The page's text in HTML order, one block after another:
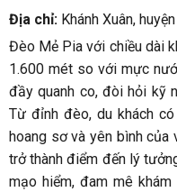
Địa chỉ: Khánh Xuân,
Đèo Mẻ Pia với chiều dài
1.600 mét so với mực
đầy quanh co, đòi hỏi kỹ
Từ đỉnh đèo, du khách
hoang sơ và yên bình của
trở thành điểm đến lý
mạo hiểm, đam mê